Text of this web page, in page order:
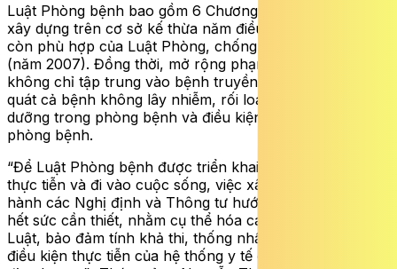
Luật Phòng bệnh bao gồm 6 Chương, 46 Điều, được
xây dựng trên cơ sở kế thừa năm điều, sửa đổi 38 điều
còn phù hợp của Luật Phòng, chống bệnh truyền nhiễm
(năm 2007). Đồng thời, mở rộng phạm vi điều chỉnh
không chỉ tập trung vào bệnh truyền nhiễm mà bao
quát cả bệnh không lây nhiễm, rối loạn tâm thần, dinh
dưỡng trong phòng bệnh và điều kiện bảo đảm để
phòng bệnh.
“Để Luật Phòng bệnh được triển khai hiệu quả trong
thực tiễn và đi vào cuộc sống, việc xây dựng và ban
hành các Nghị định và Thông tư hướng dẫn thi hành là
hết sức cần thiết, nhằm cụ thể hóa các quy định của
Luật, bảo đảm tính khả thi, thống nhất và phù hợp với
điều kiện thực tiễn của hệ thống y tế cũng như của các